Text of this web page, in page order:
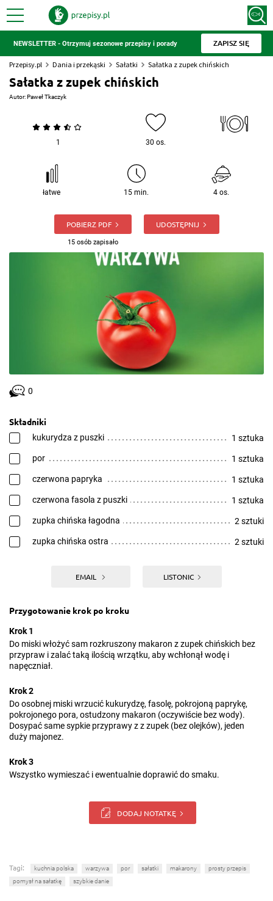
NEWSLETTER - Otrzymuj sezonowe przepisy i porady ZAPISZ SIĘ
Przepisy.pl Dania i przekąski Sałatki Sałatka z zupek chińskich
Sałatka z zupek chińskich
Autor:Paweł Tkaczyk
1 30 os.
łatwe 15 min. 4 os.
POBIERZ PDF
15 osób zapisało
UDOSTĘPNIJ
0
Składniki
kukurydza z puszki 1 sztuka
por 1 sztuka
czerwona papryka 1 sztuka
czerwona fasola z puszki 1 sztuka
zupka chińska łagodna 2 sztuki
zupka chińska ostra 2 sztuki
EMAIL LISTONIC
Przygotowanie krok po kroku
Krok 1
Do miski włożyć sam rozkruszony makaron z zupek chińskich bez
przypraw i zalać taką ilością wrzątku, aby wchłonął wodę i
napęczniał.
Krok 2
Do osobnej miski wrzucić kukurydzę, fasolę, pokrojoną paprykę,
pokrojonego pora, ostudzony makaron (oczywiście bez wody).
Dosypać same sypkie przyprawy z z zupek (bez olejków), jeden
duży majonez.
Krok 3
Wszystko wymieszać i ewentualnie doprawić do smaku.
DODAJ NOTATKĘ
Tagi: kuchnia polska warzywa por sałatki makarony
prosty przepis
pomysł na sałatkę
szybkie danie